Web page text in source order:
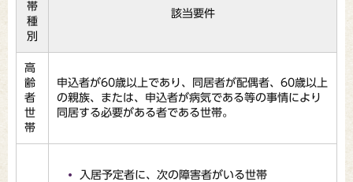
帯
種
別
該当要件
高
齢
者
世
帯
申込者が60歳以上であり、同居者が配偶者、60歳以上
の親族、または、申込者が病気である等の事情により
同居する必要がある者である世帯。
入居予定者に、次の障害者がいる世帯